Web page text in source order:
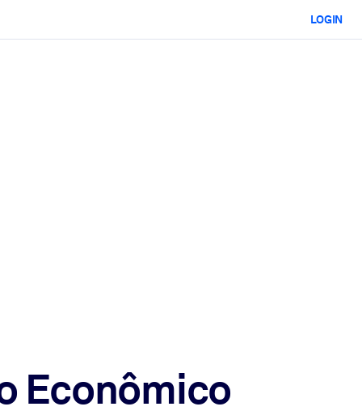
LOGIN
Econômico